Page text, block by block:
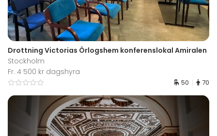
Drottning Victorias Örlogshem konferenslokal Amiralen
Stockholm
Fr. 4 500 kr dagshyra
50 70